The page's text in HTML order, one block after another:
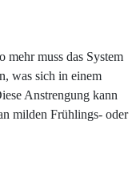
mehr muss das System
was sich in einem
Anstrengung kann
milden Frühlings- oder